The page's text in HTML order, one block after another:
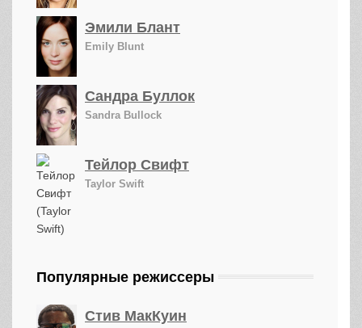
Эмили Блант
Emily Blunt
Сандра Буллок
Sandra Bullock
Тейлор Свифт
Taylor Swift
Популярные режиссеры
Стив МакКуин